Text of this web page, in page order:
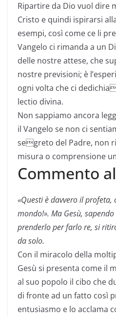
Ripartire da Dio vuol dire
Cristo e quindi ispirarsi
esempi, così come ce li
Vangelo ci rimanda a un
delle nostre attese, che
nostre previsioni; è
ogni volta che ci
lectio divina.
Non sappiamo ancora
il Vangelo se non ci
segreto del Padre, non
misura o comprensione
Commento
«Questi è davvero il profeta,
mondo!». Ma Gesù,
prenderlo per farlo re, si
da solo.
Con il miracolo della
Gesù si presenta come il
al suo popolo il cibo che
di fronte ad un fatto così
entusiasmo e lo acclama